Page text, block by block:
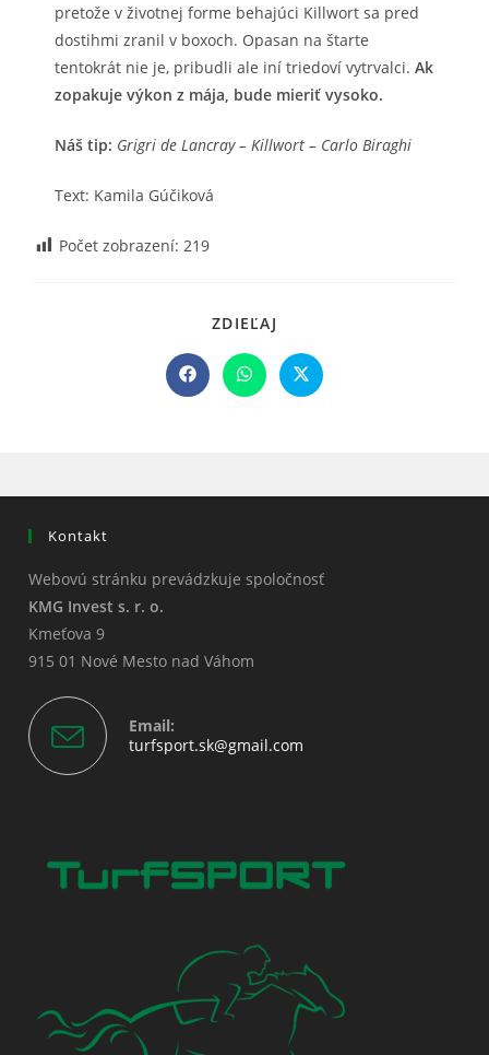
pretože v životnej forme behajúci Killwort sa pred
dostihmi zranil v boxoch. Opasan na štarte
tentokrát nie je, pribudli ale iní triedoví vytrvalci. Ak
zopakuje výkon z mája, bude mieriť vysoko.
Náš tip: Grigri de Lancray – Killwort – Carlo Biraghi
Text: Kamila Gúčiková
Počet zobrazení: 219
ZDIEĽAJ
CONTENT
Opens
in
Opens
in
Opens
in
Kontakt
Webovú stránku prevádzkuje spoločnosť
KMG Invest s. r. o.
Kmeťova 9
915 01 Nové Mesto nad Váhom
Email:
turfsport.sk@gmail.com